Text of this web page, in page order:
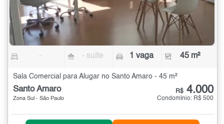
- - suíte 1 vaga 45 m²
Sala Comercial para Alugar no Santo Amaro - 45 m²
Santo Amaro
Zona Sul - São Paulo
R$ 4.000
Condomínio: R$ 500